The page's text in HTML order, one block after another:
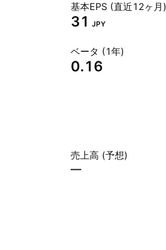
基本EPS (直近12ヶ月)
31 JPY
ベータ (1年)
0.16
売上高 (予想)
—